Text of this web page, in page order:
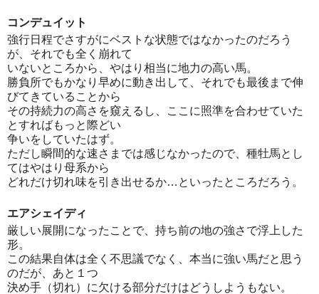
コンデュイット
強行日程でさすがにベストな状態ではなかったのだろう
が、それでも全く崩れて
いないところから、やはり相当に地力の高い馬。
勝負所でもかなり早めに動き出して、それでも最後まで伸
びてきていることから
その持続力の高さを窺えるし、ここに照準を合わせていた
とすればもっと際どい
争いをしていたはず。
ただし瞬間的な速さまでは感じなかったので、種牡馬とし
てはやはり母系から
どれだけ切れ味を引き出せるか…といったところだろう。
エアシェイディ
厳しい展開になったことで、持ち前の地の強さで浮上した
形。
この結果自体は全く不思議でなく、本当に強い馬だと思う
のだが、あと１つ
決め手（切れ）に欠ける部分だけはどうしようもない。